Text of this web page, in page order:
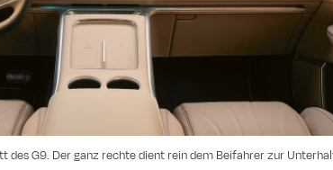
G9. Der ganz rechte dient rein dem Beifahrer zur